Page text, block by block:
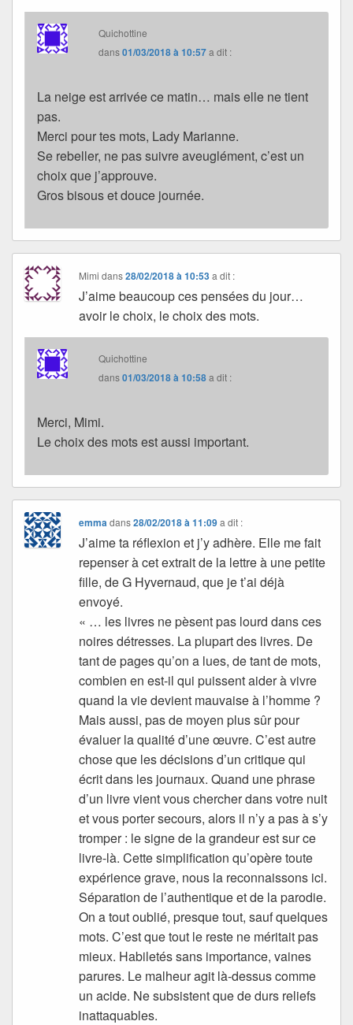
Quichottine
dans01/03/2018 à 10:57a dit :
La neige est arrivée ce matin… mais elle ne tient
pas.
Merci pour tes mots, Lady Marianne.
Se rebeller, ne pas suivre aveuglément, c’est un
choix que j’approuve.
Gros bisous et douce journée.
Mimi dans28/02/2018 à 10:53 a dit :
J’aime beaucoup ces pensées du jour…
avoir le choix, le choix des mots.
Quichottine
dans01/03/2018 à 10:58a dit :
Merci, Mimi.
Le choix des mots est aussi important.
emma dans28/02/2018 à 11:09 a dit :
J’aime ta réflexion et j’y adhère. Elle me fait
repenser à cet extrait de la lettre à une petite
fille, de G Hyvernaud, que je t’ai déjà
envoyé.
« … les livres ne pèsent pas lourd dans ces
noires détresses. La plupart des livres. De
tant de pages qu’on a lues, de tant de mots,
combien en est-il qui puissent aider à vivre
quand la vie devient mauvaise à l’homme ?
Mais aussi, pas de moyen plus sûr pour
évaluer la qualité d’une œuvre. C’est autre
chose que les décisions d’un critique qui
écrit dans les journaux. Quand une phrase
d’un livre vient vous chercher dans votre nuit
et vous porter secours, alors il n’y a pas à s’y
tromper : le signe de la grandeur est sur ce
livre-là. Cette simplification qu’opère toute
expérience grave, nous la reconnaissons ici.
Séparation de l’authentique et de la parodie.
On a tout oublié, presque tout, sauf quelques
mots. C’est que tout le reste ne méritait pas
mieux. Habiletés sans importance, vaines
parures. Le malheur agit là-dessus comme
un acide. Ne subsistent que de durs reliefs
inattaquables.